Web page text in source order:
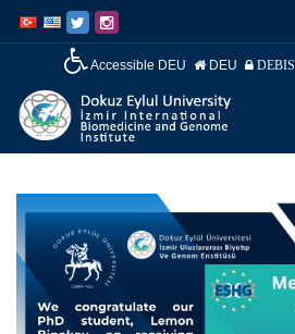
atla
Navigasyona
atla
Accessible DEU DEU DEBIS